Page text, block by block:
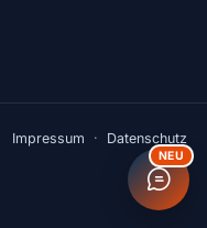
Impressum · Datenschutz
NEU